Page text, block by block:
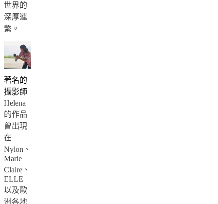
系
列
Fabric
leather
collection
商
店
房
間
客
廳
用
餐
室
臥
室
戶
世界的
深厚連
繫。
著名的
攝影師
Helena
的作品
曾出現
在
Nylon、
Marie
Claire、
ELLE
以及歐
洲各地